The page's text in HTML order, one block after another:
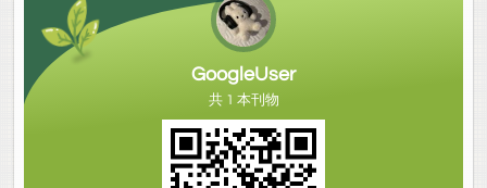
GoogleUser
共 1 本刊物